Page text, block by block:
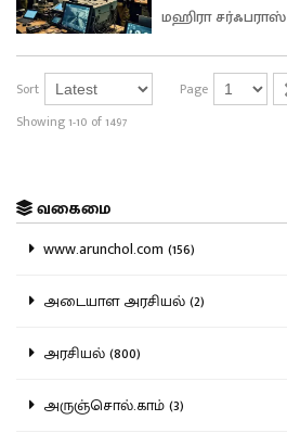
மஹிரா சர்ஃபராஸ்
Sort
Page
Showing 1-10 of 1497
வகைமை
www.arunchol.com (156)
அடையாள அரசியல் (2)
அரசியல் (800)
அருஞ்சொல்.காம் (3)